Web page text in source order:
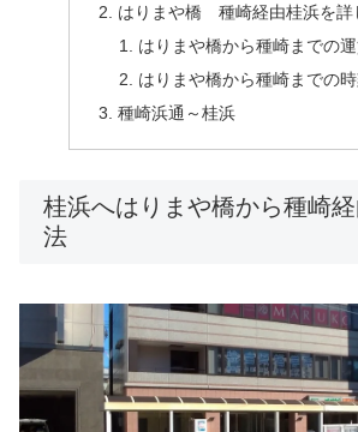
はりまや橋 種崎経由桂浜を詳
はりまや橋から種崎までの
はりまや橋から種崎までの
種崎浜通～桂浜
桂浜へはりまや橋から種崎
法